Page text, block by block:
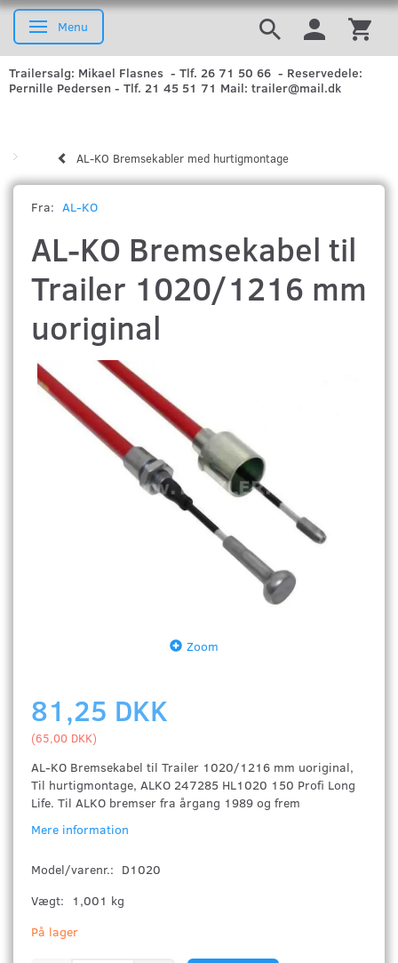
Skifte navigation
Menu
Trailersalg: Mikael Flasnes - Tlf. 26 71 50 66 - Reservedele:
Pernille Pedersen - Tlf. 21 45 51 71 Mail: trailer@mail.dk
AL-KO Bremsekabler med hurtigmontage
Fra: AL-KO
AL-KO Bremsekabel til
Trailer 1020/1216 mm
uoriginal
Zoom
81,25 DKK
(65,00 DKK)
AL-KO Bremsekabel til Trailer 1020/1216 mm uoriginal,
Til hurtigmontage, ALKO 247285 HL1020 150 Profi Long
Life. Til ALKO bremser fra årgang 1989 og frem
Mere information
Model/varenr.: D1020
Vægt:
1,001 kg
På lager